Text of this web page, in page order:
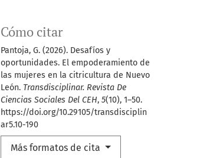
Cómo citar
Pantoja, G. (2026). Desafíos y
oportunidades. El empoderamiento de
las mujeres en la citricultura de Nuevo
León. Transdisciplinar. Revista De
Ciencias Sociales Del CEH, 5(10), 1–50.
https://doi.org/10.29105/transdisciplin
ar5.10-190
Más formatos de cita